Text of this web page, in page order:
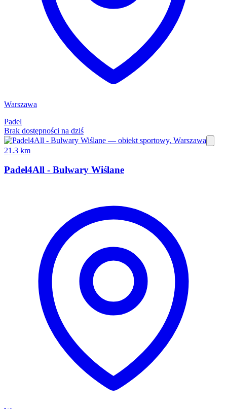
Warszawa
Padel
Brak dostępności na dziś
21.3 km
Padel4All - Bulwary Wiślane